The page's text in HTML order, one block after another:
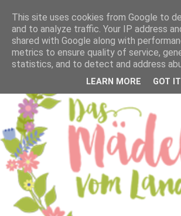
This site uses cookies from Google to
and to analyze traffic. Your IP address
shared with Google along with
metrics to ensure quality of service,
statistics, and to detect and address
LEARN MORE GOT IT